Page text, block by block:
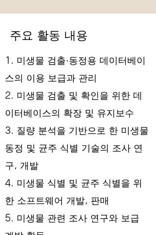
주요 활동 내용
1. 미생물 검출·동정용 데이터베이
스의 이용 보급과 관리
2. 미생물 검출 및 확인을 위한 데
이터베이스의 확장 및 유지보수
3. 질량 분석을 기반으로 한 미생물
동정 및 균주 식별 기술의 조사 연
구, 개발
4. 미생물 식별 및 균주 식별을 위
한 소프트웨어 개발, 판매
5. 미생물 관련 조사 연구와 보급